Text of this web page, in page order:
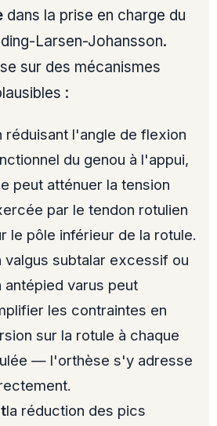
dans la prise en charge du
Larsen-Johansson.
sur des mécanismes
:
réduisant l'angle de flexion
du genou à l'appui,
peut atténuer la tension
par le tendon rotulien
le pôle inférieur de la rotule.
valgus subtalar excessif ou
antépied varus peut
les contraintes en
sur la rotule à chaque
— l'orthèse s'y adresse
la réduction des pics